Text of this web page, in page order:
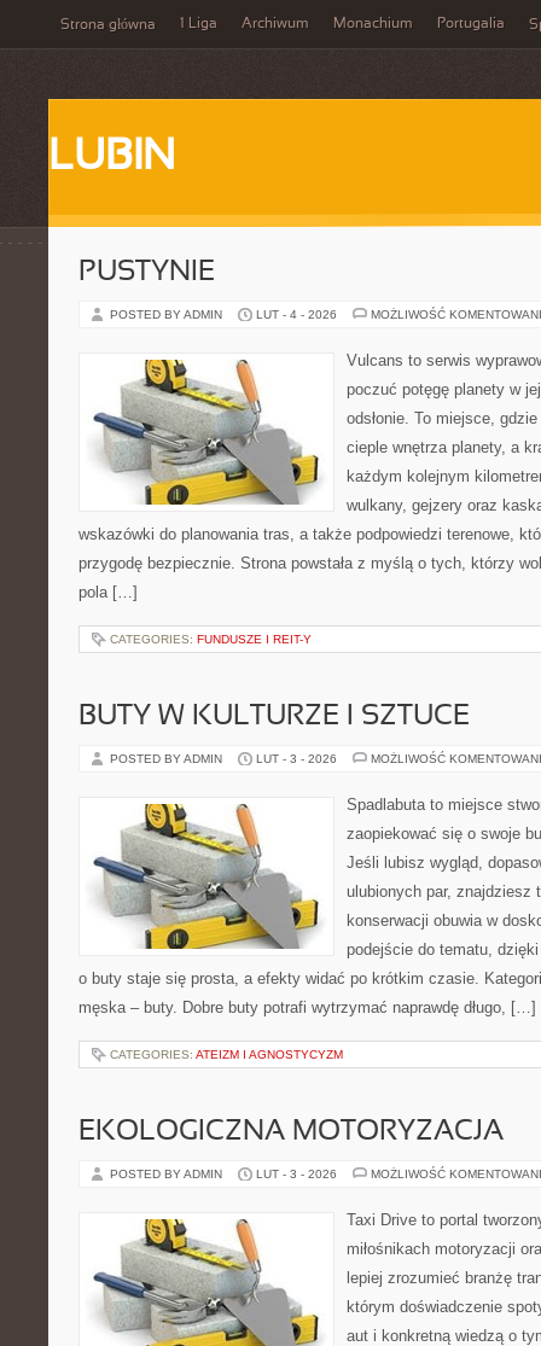
Strona główna 1 Liga Archiwum Monachium Portugalia
LUBIN
PUSTYNIE
POSTED BY ADMIN LUT - 4 - 2026 MOŻLIWOŚĆ
Vulcans to serwis
poczuć potęgę planety w
odsłonie. To miejsce,
cieple wnętrza planety, a
każdym kolejnym
wulkany, gejzery oraz
wskazówki do planowania tras, a także podpowiedzi terenowe,
przygodę bezpiecznie. Strona powstała z myślą o tych, którzy
pola […]
CATEGORIES: FUNDUSZE I REIT-Y
BUTY W KULTURZE I SZTUCE
POSTED BY ADMIN LUT - 3 - 2026 MOŻLIWOŚĆ
Spadlabuta to miejsce
zaopiekować się o swoje
Jeśli lubisz wygląd,
ulubionych par, znajdziesz
konserwacji obuwia w
podejście do tematu,
o buty staje się prosta, a efekty widać po krótkim czasie.
męska – buty. Dobre buty potrafi wytrzymać naprawdę długo, […]
CATEGORIES: ATEIZM I AGNOSTYCYZM
EKOLOGICZNA MOTORYZACJA
POSTED BY ADMIN LUT - 3 - 2026 MOŻLIWOŚĆ
Taxi Drive to portal
miłośnikach motoryzacji
lepiej zrozumieć branżę
którym doświadczenie
aut i konkretną wiedzą o